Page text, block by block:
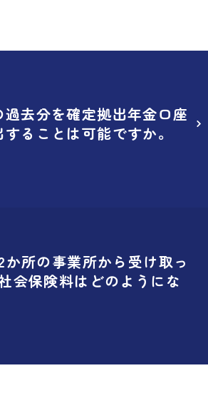
去分を確定拠出年金口座
することは可能ですか。
所の事業所から受け取っ
会保険料はどのようにな